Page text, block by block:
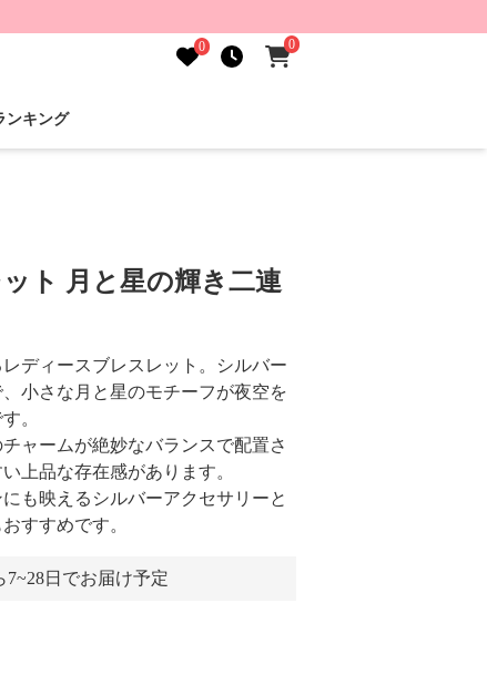
0 0
ンキング
ト 月と星の輝き二連
ディースブレスレット。シルバー
小さな月と星のモチーフが夜空を
。
ャームが絶妙なバランスで配置さ
上品な存在感があります。
も映えるシルバーアクセサリーと
すすめです。
7~28日でお届け予定